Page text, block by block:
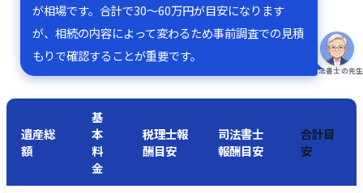
司法書士の先生
が相場です。合計で30〜60万円が目安になります
が、相続の内容によって変わるため事前調査での見積
もりで確認することが重要です。
遺産総
額
基
本
料
金
税理士報
酬目安
司法書士
報酬目安
合計目
安